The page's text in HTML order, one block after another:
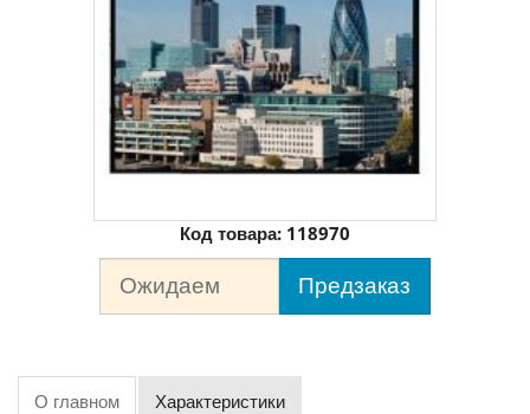
Код товара: 118970
Ожидаем Предзаказ
О главном Характеристики